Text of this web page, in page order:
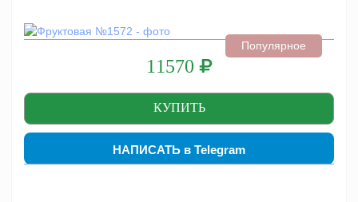
Популярное
11570
НАПИСАТЬ в Telegram